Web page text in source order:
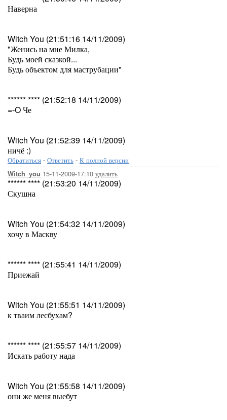
Наверна
Witch You (21:51:16 14/11/2009)
"Женись на мне Милка,
Будь моей сказкой...
Будь объектом для маструбации"
****** **** (21:52:18 14/11/2009)
=-O Че
Witch You (21:52:39 14/11/2009)
ничё :)
Обратиться - Ответить - К полной версии
Witch_you 15-11-2009-17:10 удалить
****** **** (21:53:20 14/11/2009)
Скушна
Witch You (21:54:32 14/11/2009)
хочу в Маскву
****** **** (21:55:41 14/11/2009)
Приежай
Witch You (21:55:51 14/11/2009)
к тваим лесбухам?
****** **** (21:55:57 14/11/2009)
Искать работу нада
Witch You (21:55:58 14/11/2009)
они же меня выебут